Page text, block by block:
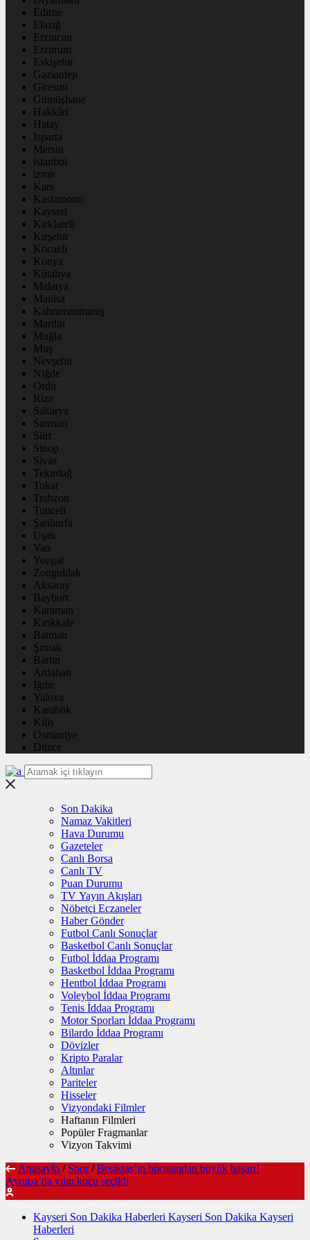
Edirne
Elazığ
Erzincan
Erzurum
Eskişehir
Gaziantep
Giresun
Gümüşhane
Hakkâri
Hatay
Isparta
Mersin
istanbul
izmir
Kars
Kastamonu
Kayseri
Kırklareli
Kırşehir
Kocaeli
Konya
Kütahya
Malatya
Manisa
Kahramanmaraş
Mardin
Muğla
Muş
Nevşehir
Niğde
Ordu
Rize
Sakarya
Samsun
Siirt
Sinop
Sivas
Tekirdağ
Tokat
Trabzon
Tunceli
Şanlıurfa
Uşak
Van
Yozgat
Zonguldak
Aksaray
Bayburt
Karaman
Kırıkkale
Batman
Şırnak
Bartın
Ardahan
Iğdır
Yalova
Karabük
Kilis
Osmaniye
Düzce
Son Dakika
Namaz Vakitleri
Hava Durumu
Gazeteler
Canlı Borsa
Canlı TV
Puan Durumu
TV Yayın Akışları
Nöbetçi Eczaneler
Haber Gönder
Futbol Canlı Sonuçlar
Basketbol Canlı Sonuçlar
Futbol İddaa Programı
Basketbol İddaa Programı
Hentbol İddaa Programı
Voleybol İddaa Programı
Tenis İddaa Programı
Motor Sporları İddaa Programı
Bilardo İddaa Programı
Dövizler
Kripto Paralar
Altınlar
Pariteler
Hisseler
Vizyondaki Filmler
Haftanın Filmleri
Popüler Fragmanlar
Vizyon Takvimi
Anasayfa / Spor / Beşiktaş’ın hocasından büyük başarı!
Avrupa’da yılın koçu seçildi
Kayseri Son Dakika Haberleri Kayseri Son Dakika Kayseri
Haberleri